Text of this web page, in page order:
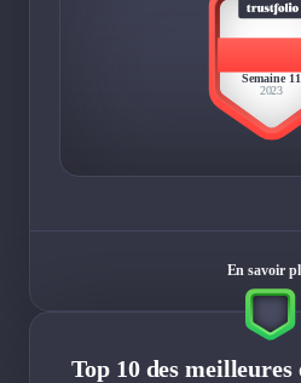
BEST
Semaine 11
2023
En savoir
Top 10 des